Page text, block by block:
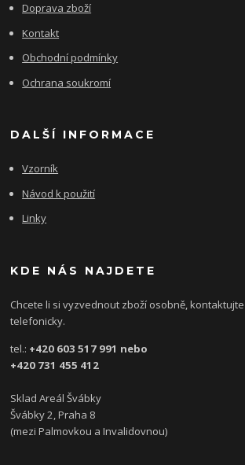
Doprava zboží
Kontakt
Obchodní podmínky
Ochrana soukromí
DALŠÍ INFORMACE
Vzorník
Návod k použití
Linky
KDE NÁS NAJDETE
Chcete li si vyzvednout zboží osobně,
telefonicky.
tel.: +420 603 517 991 nebo
+420 731 455 412
Sklad Areál Švábky
Švábky 2, Praha 8
(mezi Palmovkou a Invalidovnou)